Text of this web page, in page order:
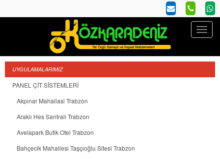
UYGULAMALARIMIZ
PANEL ÇİT SİSTEMLERİ
Akpınar Mahallasi Trabzon
Araklı Hes Santrali Trabzon
Avelapark Butik Otel Trabzon
Bahçecik Mahallesi Taşçıoğlu Sitesi Trabzon